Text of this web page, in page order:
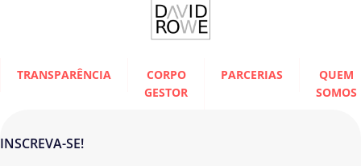
TRANSPARÊNCIA
CORPO
GESTOR
PARCERIAS
QUEM
SOMOS
INSCREVA-SE!